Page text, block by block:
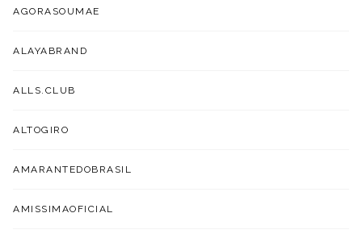
AGORASOUMAE
ALAYABRAND
ALLS.CLUB
ALTOGIRO
AMARANTEDOBRASIL
AMISSIMAOFICIAL